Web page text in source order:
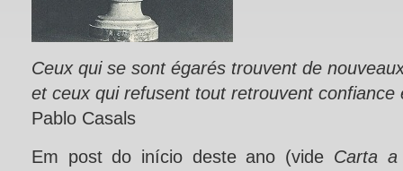
Ceux qui se sont égarés trouvent de
et ceux qui refusent tout retrouvent confiance
Pablo Casals
Em post do início deste ano (vide Carta